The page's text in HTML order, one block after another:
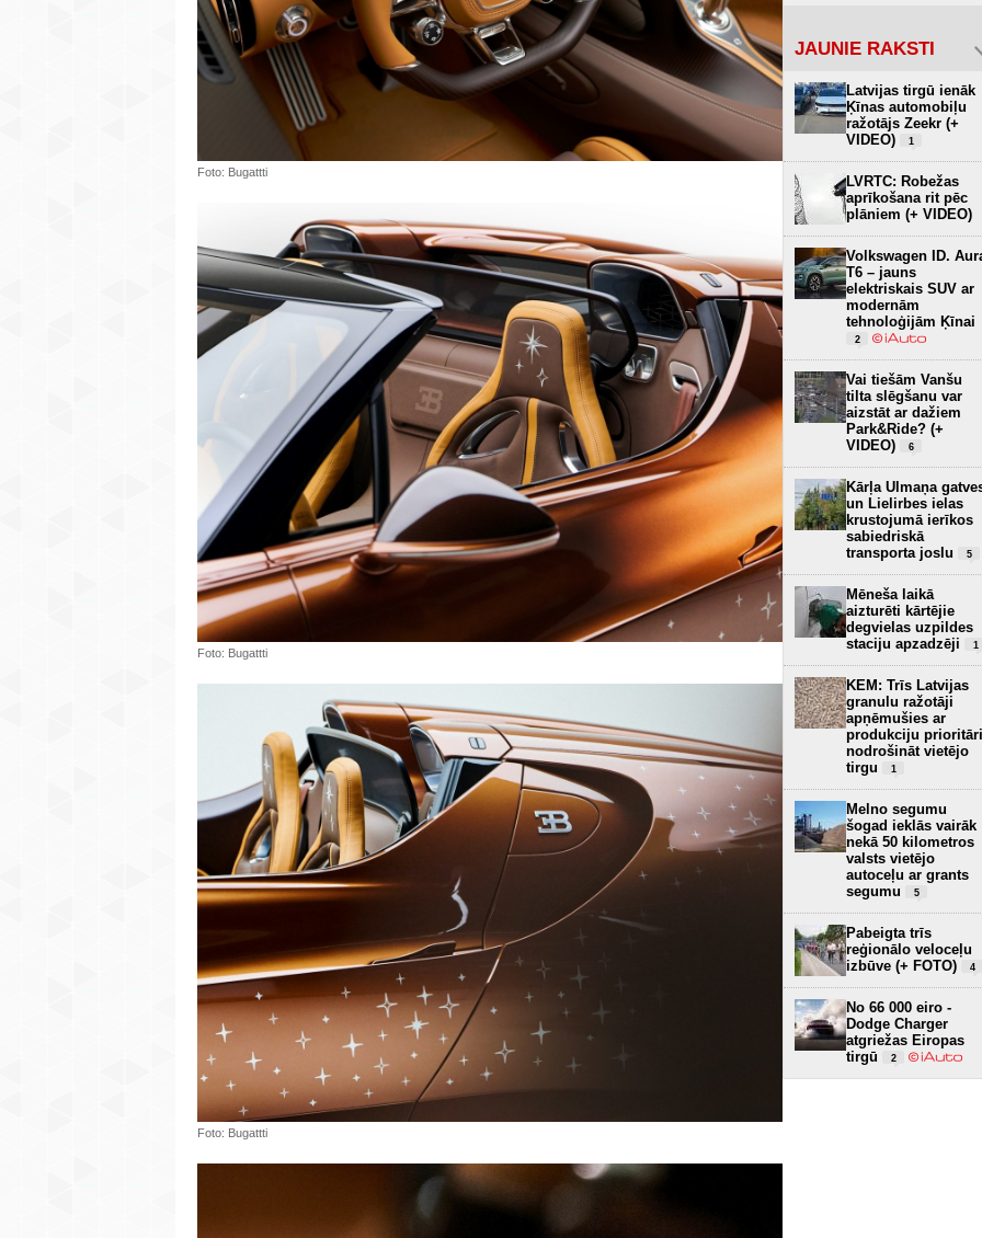
Foto: Bugattti
Foto: Bugattti
Foto: Bugattti
JAUNIE RAKSTI
Latvijas tirgū ienāk
Ķīnas automobiļu
ražotājs Zeekr (+
VIDEO)
1
LVRTC: Robežas
aprīkošana rit pēc
plāniem (+ VIDEO)
Volkswagen ID.
T6 – jauns
elektriskais SUV ar
modernām
tehnoloģijām Ķīnai
2
Vai tiešām Vanšu
tilta slēgšanu var
aizstāt ar dažiem
Park&Ride? (+
VIDEO)
6
Kārļa Ulmaņa
un Lielirbes ielas
krustojumā ierīkos
sabiedriskā
transporta joslu
5
Mēneša laikā
aizturēti kārtējie
degvielas uzpildes
staciju apzadzēji
1
KEM: Trīs Latvijas
granulu ražotāji
apņēmušies ar
produkciju prioritāri
nodrošināt vietējo
tirgu
1
Melno segumu
šogad ieklās vairāk
nekā 50 kilometros
valsts vietējo
autoceļu ar grants
segumu
5
Pabeigta trīs
reģionālo veloceļu
izbūve (+ FOTO)
4
No 66 000 eiro -
Dodge Charger
atgriežas Eiropas
tirgū
2